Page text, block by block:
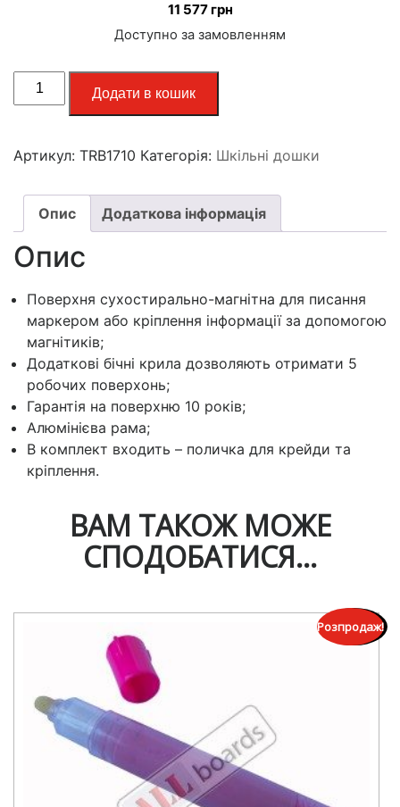
11 577грн
Доступно за замовленням
Додати в кошик
Артикул: TRB1710 Категорія: Шкільні дошки
Опис Додаткова інформація
Опис
Поверхня сухостирально-магнітна для писання
маркером або кріплення інформації за допомогою
магнітиків;
Додаткові бічні крила дозволяють отримати 5
робочих поверхонь;
Гарантія на поверхню 10 років;
Алюмінієва рама;
В комплект входить – поличка для крейди та
кріплення.
ВАМ ТАКОЖ МОЖЕ
СПОДОБАТИСЯ…
Розпродаж!